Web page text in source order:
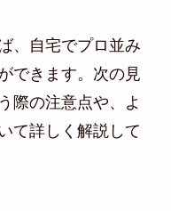
、自宅でプロ並み
できます。次の見
際の注意点や、よ
て詳しく解説して